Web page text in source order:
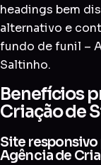
headings bem
alternativo e
fundo de funil –
Saltinho.
Benefícios
Criação de
Site responsivo
Agência de